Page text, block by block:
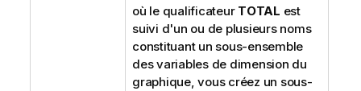
où le qualificateur TOTAL est
suivi d'un ou de plusieurs noms
constituant un sous-ensemble
des variables de dimension du
graphique, vous créez un sous-